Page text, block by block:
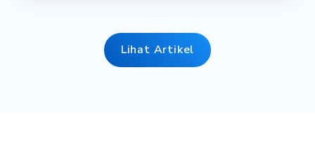
Lihat Artikel